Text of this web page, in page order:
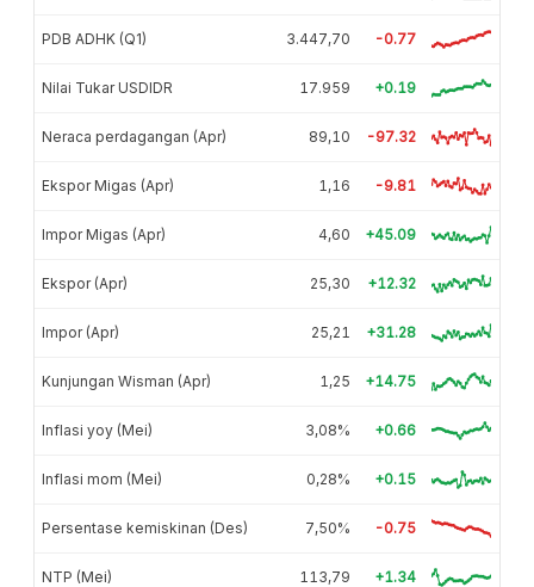
PDB ADHK (Q1) 3.447,70 -0.77
Nilai Tukar USDIDR 17.959 +0.19
Neraca perdagangan (Apr) 89,10 -97.32
Ekspor Migas (Apr) 1,16 -9.81
Impor Migas (Apr) 4,60 +45.09
Ekspor (Apr) 25,30 +12.32
Impor (Apr) 25,21 +31.28
Kunjungan Wisman (Apr) 1,25 +14.75
Inflasi yoy (Mei) 3,08% +0.66
Inflasi mom (Mei) 0,28% +0.15
Persentase kemiskinan (Des) 7,50% -0.75
NTP (Mei) 113,79 +1.34